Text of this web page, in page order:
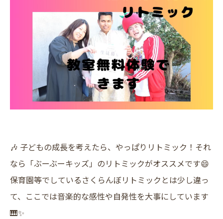
🎶 子どもの成長を考えたら、やっぱりリトミック！それ
なら「ぶーぶーキッズ」のリトミックがオススメです😄
保育園等でしているさくらんぼリトミックとは少し違っ
て、ここでは音楽的な感性や自発性を大事にしています
🎹✨